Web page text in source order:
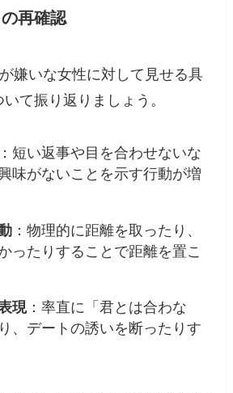
再確認
嫌いな女性に対して見せる具
て振り返りましょう。
：短い返事や目を合わせないな
味がないことを示す行動が増
：物理的に距離を取ったり、
ったりすることで距離を置こ
現：率直に「君とは合わな
、デートの誘いを断ったりす